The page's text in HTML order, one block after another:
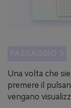
Una volta che
premere il
vengano